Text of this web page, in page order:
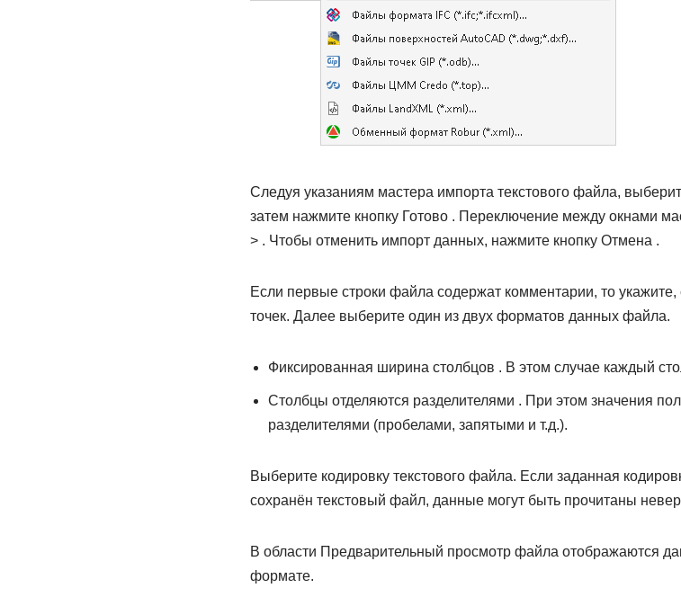
Следуя указаниям мастера импорта текстового файла,
затем нажмите кнопку Готово . Переключение между окнами
> . Чтобы отменить импорт данных, нажмите кнопку Отмена .
Если первые строки файла содержат комментарии, то укажите,
точек. Далее выберите один из двух форматов данных файла.
Фиксированная ширина столбцов . В этом случае каждый
Столбцы отделяются разделителями . При этом значения
разделителями (пробелами, запятыми и т.д.).
Выберите кодировку текстового файла. Если заданная
сохранён текстовый файл, данные могут быть прочитаны
В области Предварительный просмотр файла отображаются
формате.